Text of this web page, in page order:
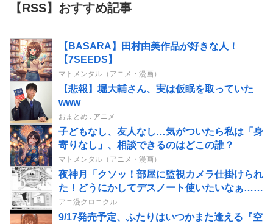
【RSS】おすすめ記事
【BASARA】田村由美作品が好きな人！
【7SEEDS】
マトメンタル（アニメ・漫画）
【悲報】堀大輔さん、実は仮眠を取っていた
www
おまとめ : アニメ
子どもなし、友人なし…気がついたら私は「身
寄りなし」、相談できるのはどこの誰？
マトメンタル（アニメ・漫画）
夜神月「クソッ！部屋に監視カメラ仕掛けられ
た！どうにかしてデスノート使いたいなぁ…せ
や！」→結果
アニ漫クロニクル
9/17発売予定、ふたりはいつかまた逢える『空